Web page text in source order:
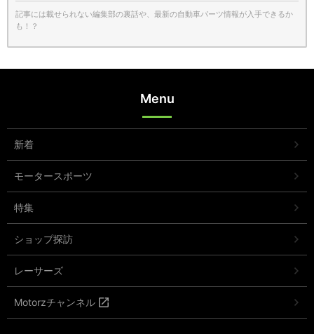
記事には載せられない編集部の裏話や、最新の自動車パーツ情報が入手できるか
も！？
Menu
新着
モータースポーツ
特集
ショップ探訪
レーサーズ
Motorzチャンネル